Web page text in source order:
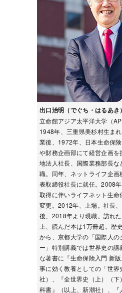
出口治明（でぐち・はるあき）
立命館アジア太平洋大学（
1948年、三重県美杉村生ま
業後、1972年、日本生命保
や財務企画部にて経営企画を
地法人社長、国際業務部長
職。同年、ネットライフ企
表取締役社長に就任。2008
取得に伴いライフネット生命
変更。2012年、上場。社長
後、2018年より現職。訪れ
上、読んだ本は1万冊超。歴
から、京都大学の「国際人の
ー」特別講義では世界史の講
な著書に『生命保険入門 新
事に効く教養としての「世界
社）、『全世界史（上）（
科書』（以上、新潮社）、『